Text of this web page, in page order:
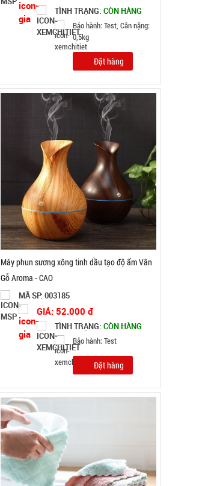
GIÁ: 52.000 đ
TÌNH TRẠNG:CÒN HÀNG
Bảo hành: Test
Đặt hàng
Set 10 khăn lau chén bát 2 mặt xanh hồng (
T2000 cái )
MÃ SP: 002874
GIÁ: 8.500 đ
TÌNH TRẠNG: CÒN HÀNG
Bảo hành: Test; Cân nặng:
0.2kg
Đặt hàng